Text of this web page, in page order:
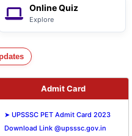
Online Quiz
Explore
Admit Card
➤ UPSSSC PET Admit Card 2023
Download Link @upsssc.gov.in